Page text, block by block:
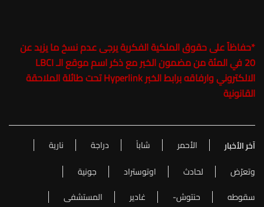
*حفاظاً على حقوق الملكية الفكرية يرجى عدم نسخ ما يزيد عن
20 في المئة من مضمون الخبر مع ذكر اسم موقع الـ LBCI
الالكتروني وارفاقه برابط الخبر Hyperlink تحت طائلة الملاحقة
القانونية
آخر الأخبار الأحمر شاباً دراجة
نارية
وتعرّض
لحادث اوتوستراد
جونية
سقوطه
حنتوش- غادير المستشفى